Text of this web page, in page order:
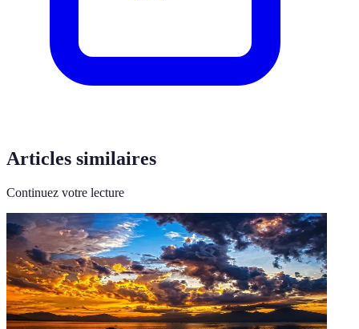
Articles similaires
Continuez votre lecture